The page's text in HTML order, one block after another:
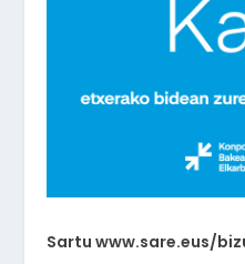
Sartu www.sare.eus/